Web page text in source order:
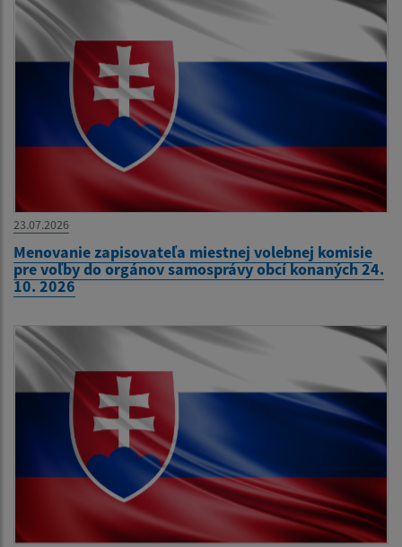
23.07.2026
Menovanie zapisovateľa miestnej volebnej komisie
pre voľby do orgánov samosprávy obcí konaných 24.
10. 2026